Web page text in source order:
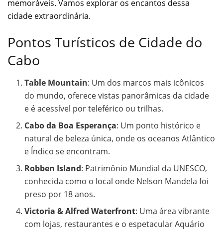
memoráveis. Vamos explorar os encantos dessa
cidade extraordinária.
Pontos Turísticos de Cidade do
Cabo
Table Mountain: Um dos marcos mais icônicos
do mundo, oferece vistas panorâmicas da cidade
e é acessível por teleférico ou trilhas.
Cabo da Boa Esperança: Um ponto histórico e
natural de beleza única, onde os oceanos Atlântico
e Índico se encontram.
Robben Island: Patrimônio Mundial da UNESCO,
conhecida como o local onde Nelson Mandela foi
preso por 18 anos.
Victoria & Alfred Waterfront: Uma área vibrante
com lojas, restaurantes e o espetacular Aquário